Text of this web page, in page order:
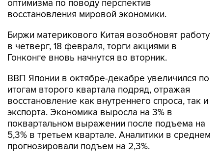
Биржи материкового Китая возобновят работу
Гонконге вновь начнутся во вторник.
ВВП Японии в октябре-декабре увеличился по
восстановление как внутреннего спроса, так и
экспорта. Экономика выросла на 3% в
поквартальном выражении после подъема на
5,3% в третьем квартале. Аналитики в среднем
прогнозировали подъем на 2,3%.
По итогам всего 2020 года японский ВВП